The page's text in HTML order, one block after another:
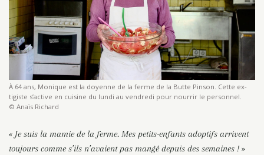
À 64 ans, Monique est la doyenne de la ferme de la Butte Pinson. Cette ex-
tigiste s’active en cuisine du lundi au vendredi pour nourrir le personnel.
© Anaïs Richard
« Je suis la mamie de la ferme. Mes petits-enfants adoptifs arrivent
toujours comme s’ils n’avaient pas mangé depuis des semaines ! »